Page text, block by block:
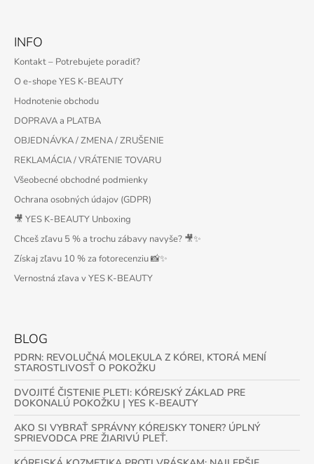
INFO
Kontakt – Potrebujete poradiť?
O e-shope YES K-BEAUTY
Hodnotenie obchodu
DOPRAVA a PLATBA
OBJEDNÁVKA / ZMENA / ZRUŠENIE
REKLAMÁCIA / VRÁTENIE TOVARU
Všeobecné obchodné podmienky
Ochrana osobných údajov (GDPR)
🎥 YES K-BEAUTY Unboxing
Chceš zľavu 5 % a trochu zábavy navyše? 🎥✨
Získaj zľavu 10 % za fotorecenziu 📸✨
Vernostná zľava v YES K-BEAUTY
BLOG
PDRN: REVOLUČNÁ MOLEKULA Z KÓREI, KTORÁ MENÍ
STAROSTLIVOSŤ O POKOŽKU
DVOJITÉ ČISTENIE PLETI: KÓREJSKÝ ZÁKLAD PRE
DOKONALÚ POKOŽKU | YES K-BEAUTY
AKO SI VYBRAŤ SPRÁVNY KÓREJSKY TONER? ÚPLNÝ
SPRIEVODCA PRE ŽIARIVÚ PLEŤ.